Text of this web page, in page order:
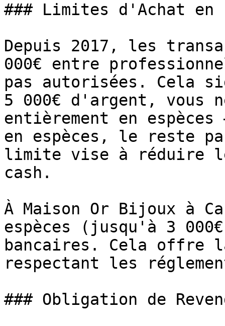
### Limites d'Achat en
Depuis 2017, les
000€ entre
pas autorisées. Cela
5 000€ d'argent, vous
entièrement en espèces
en espèces, le reste
limite vise à réduire
cash.
À Maison Or Bijoux à
espèces (jusqu'à 3
bancaires. Cela
respectant les
### Obligation de